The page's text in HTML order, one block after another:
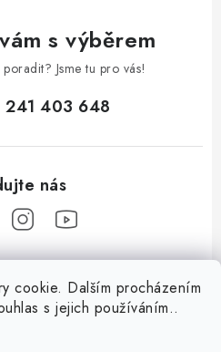
cookie. Dalším procházením
s jejich používáním..
s výběrem
Jsme tu pro vás!
403 648